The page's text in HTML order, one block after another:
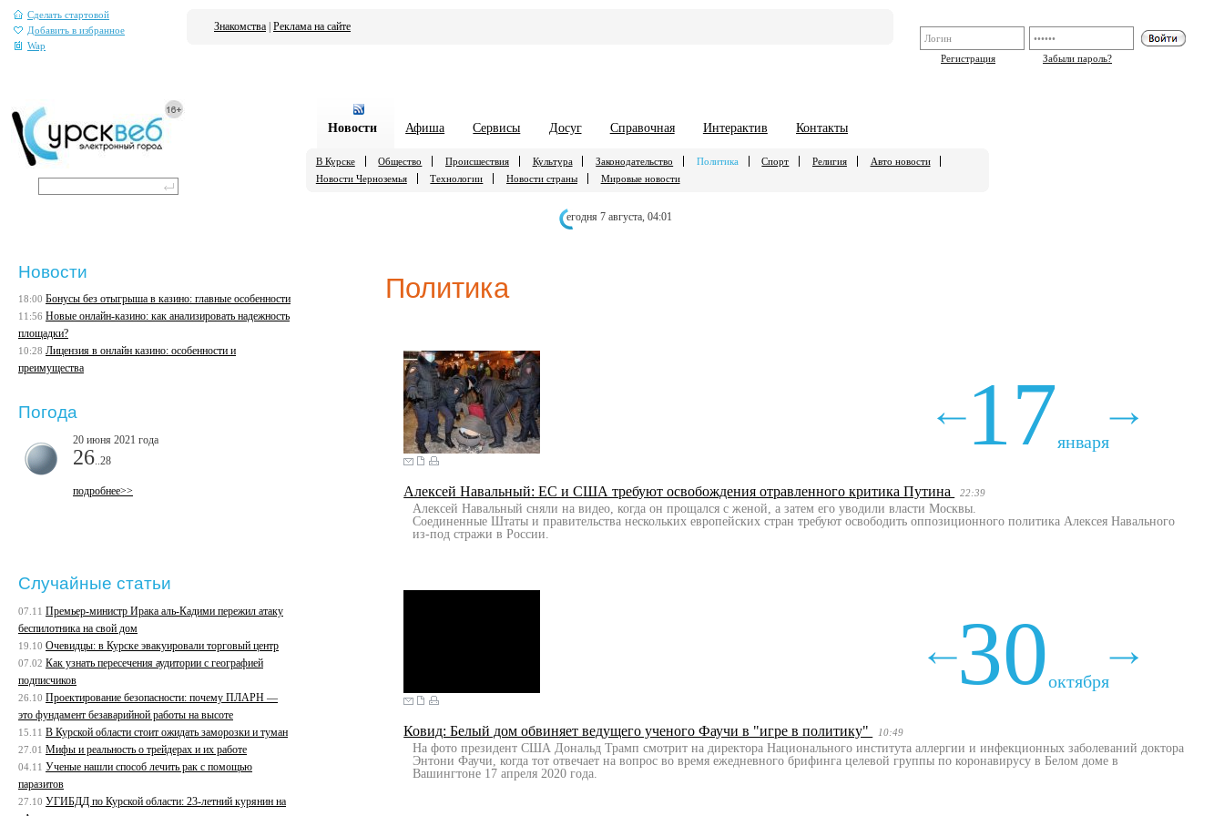
Сделать стартовой
Добавить в избранное
Wap
Регистрация
Забыли пароль?
Знакомства Реклама на сайте
Новости Афиша Сервисы Досуг Справочная Интерактив Контакты
В Курске Общество Происшествия Культура Законодательство Политика Спорт Религия
Авто новости
Новости Черноземья
Технологии Новости страны Мировые новости
егодня 7 августа, 04:01
Политика
января
17
Алексей Навальный: ЕС и США требуют освобождения отравленного критика Путина 22:39
Алексей Навальный сняли на видео, когда он прощался с женой, а затем его уводили власти Москвы.
Соединенные Штаты и правительства нескольких европейских стран требуют освободить оппозиционного политика Алексея Навального
из-под стражи в России.
октября
30
Ковид: Белый дом обвиняет ведущего ученого Фаучи в "игре в политику" 10:49
На фото президент США Дональд Трамп смотрит на директора Национального института аллергии и инфекционных заболеваний доктора
Энтони Фаучи, когда тот отвечает на вопрос во время ежедневного брифинга целевой группы по коронавирусу в Белом доме в
Вашингтоне 17 апреля 2020 года.
Новости
18:00 Бонусы без отыгрыша в казино: главные особенности
11:56 Новые онлайн-казино: как анализировать надежность
площадки?
10:28 Лицензия в онлайн казино: особенности и
преимущества
Погода
20 июня 2021 года
26 ..28
подробнее>>
Случайные статьи
07.11 Премьер-министр Ирака аль-Кадими пережил атаку
беспилотника на свой дом
19.10 Очевидцы: в Курске эвакуировали торговый центр
07.02 Как узнать пересечения аудитории с географией
подписчиков
26.10 Проектирование безопасности: почему ПЛАРН —
это фундамент безаварийной работы на высоте
15.11 В Курской области стоит ожидать заморозки и туман
27.01 Мифы и реальность о трейдерах и их работе
04.11 Ученые нашли способ лечить рак с помощью
паразитов
27.10 УГИБДД по Курской области: 23-летний курянин на